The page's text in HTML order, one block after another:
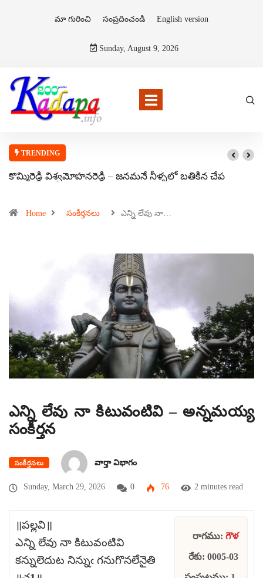
మా గురించి సంప్రదించండి English version
Sunday, August 9, 2026
TRENDING
కొమ్మిరెడ్డి విశ్వమోహనరెడ్డి – జనమనే నీళ్ళలో బతికిన చేప
Home సంకీర్తనలు ఎన్ని లేవు నా…
ఎన్ని లేవు నా కిటువంటివి – అన్నమయ్య
సంకీర్తన
సంకీర్తనలు వార్తా విభాగం
Sunday, March 29, 2026 0 76 2 minutes read
॥పల్లవి॥
ఎన్ని లేవు నా కిటువంటివి
కన్నులెదుట నిన్నుఁ గనుగొనలేనైతి
రాగము: గౌళ
రేకు: 0005-03